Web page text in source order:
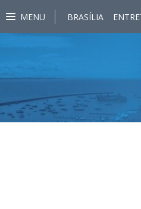
MENU BRASÍLIA